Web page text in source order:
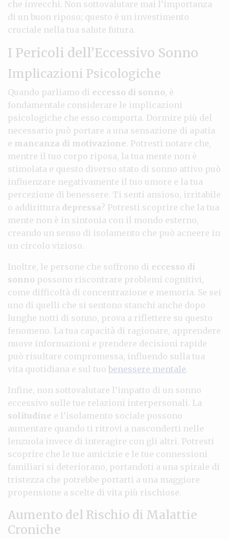
che invecchi. Non sottovalutare mai l’importanza
di un buon riposo; questo è un investimento
cruciale nella tua salute futura.
I Pericoli dell’Eccessivo Sonno
Implicazioni Psicologiche
Quando parliamo di eccesso di sonno, è
fondamentale considerare le implicazioni
psicologiche che esso comporta. Dormire più del
necessario può portare a una sensazione di apatia
e mancanza di motivazione. Potresti notare che,
mentre il tuo corpo riposa, la tua mente non è
stimolata e questo diverso stato di sonno attivo può
influenzare negativamente il tuo umore e la tua
percezione di benessere. Ti senti ansioso, irritabile
o addirittura depressa? Potresti scoprire che la tua
mente non è in sintonia con il mondo esterno,
creando un senso di isolamento che può acneere in
un circolo vizioso.
Inoltre, le persone che soffrono di eccesso di
sonno possono riscontrare problemi cognitivi,
come difficoltà di concentrazione e memoria. Se sei
uno di quelli che si sentono stanchi anche dopo
lunghe notti di sonno, prova a riflettere su questo
fenomeno. La tua capacità di ragionare, apprendere
nuove informazioni e prendere decisioni rapide
può risultare compromessa, influendo sulla tua
vita quotidiana e sul tuo benessere mentale.
Infine, non sottovalutare l’impatto di un sonno
eccessivo sulle tue relazioni interpersonali. La
solitudine e l’isolamento sociale possono
aumentare quando ti ritrovi a nasconderti nelle
lenzuola invece di interagire con gli altri. Potresti
scoprire che le tue amicizie e le tue connessioni
familiari si deteriorano, portandoti a una spirale di
tristezza che potrebbe portarti a una maggiore
propensione a scelte di vita più rischiose.
Aumento del Rischio di Malattie
Croniche